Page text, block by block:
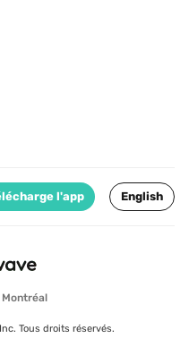
Tous droits réservés.
l'app English